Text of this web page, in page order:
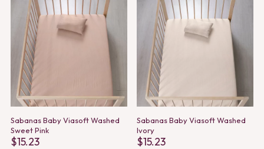
Sabanas Baby Viasoft Washed
Sweet Pink
$15.23
Sabanas Baby Viasoft Washed
Ivory
$15.23